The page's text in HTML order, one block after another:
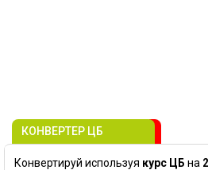
КОНВЕРТЕР ЦБ
Конвертируй используя курс ЦБ на